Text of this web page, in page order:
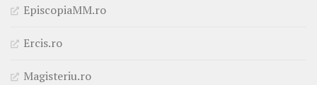
EpiscopiaMM.ro
Ercis.ro
Magisteriu.ro